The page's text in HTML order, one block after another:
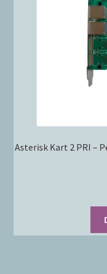
Asterisk Kart 2 PRI –